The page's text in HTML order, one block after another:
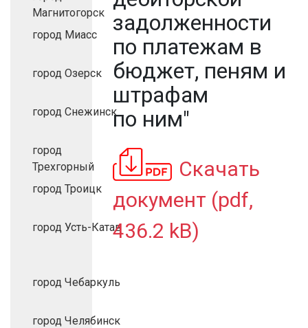
Магнитогорск
город Миасс
город Озерск
город Снежинск
город
Трехгорный
город Троицк
город Усть-Катав
город Чебаркуль
город Челябинск
задолженности
по платежам в
бюджет, пеням и
штрафам
по ним"
Скачать
документ (pdf,
436.2 kB)